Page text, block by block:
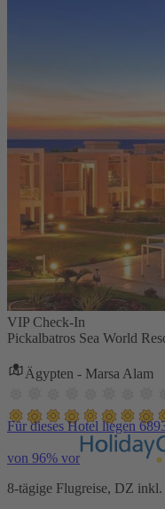
VIP Check-In
Pickalbatros Sea World
Ägypten - Marsa Alam
Für dieses Hotel liegen
von 96% vor
8-tägige Flugreise, DZ